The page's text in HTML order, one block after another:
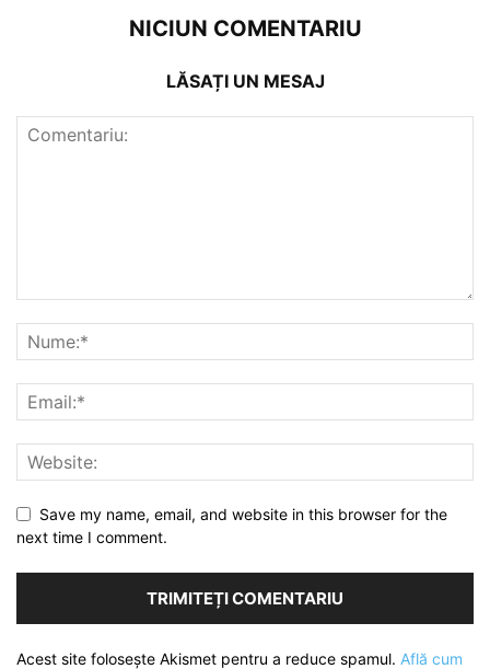
NICIUN COMENTARIU
LĂSAȚI UN MESAJ
Save my name, email, and website in this browser for the
next time I comment.
Acest site folosește Akismet pentru a reduce spamul. Află cum